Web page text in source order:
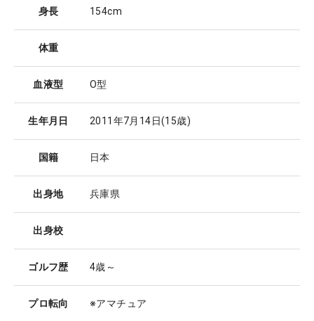
身長 154cm
体重
血液型 O型
生年月日 2011年7月14日(15歳)
国籍 日本
出身地 兵庫県
出身校
ゴルフ歴 4歳～
プロ転向 ※アマチュア